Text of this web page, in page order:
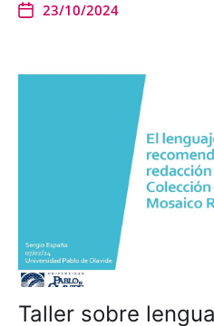
23/10/2024
Taller sobre